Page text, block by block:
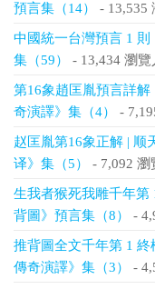
預言集（14）
- 13,535
中國統一台灣預言 1
集（59）
- 13,434 瀏覽
第16象趙匡胤預言詳
奇演譯》集（4）
-
赵匡胤第16象正解 | 顺
译》集（5）
- 7,092 瀏
生我者猴死我雕千年第
背圖》預言集（8）
-
推背圖全文千年第 1 終
傳奇演譯》集（3）
-